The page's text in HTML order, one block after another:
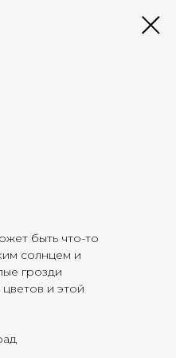
быть что-то
солнцем и
грозди
и этой